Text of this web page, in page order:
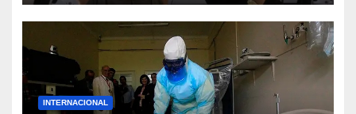
INTERNACIONAL